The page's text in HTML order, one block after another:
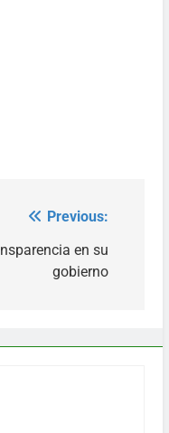
Previous:
en su
gobierno